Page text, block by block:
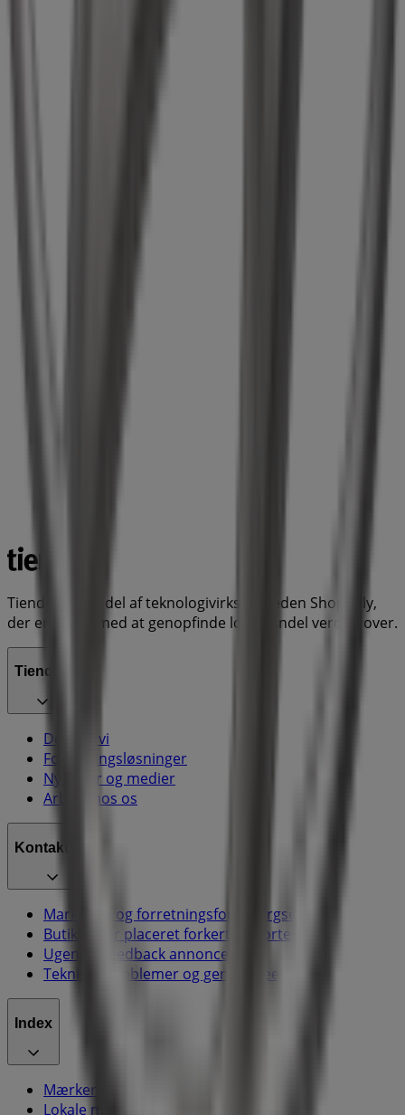
Tiendeo er en del af teknologivirksomheden Shopfully,
der er i gang med at genopfinde lokalhandel verden over.
Tiendeo
Det gør vi
Forretningsløsninger
Nyheder og medier
Arbejd hos os
Kontakt os
Marketing og forretningsforespørgsel
Butikken er placeret forkert på kortet
Ugentlig feedback annonce
Tekniske problemer og generel feedback
Index
Mærker
Lokale mærker